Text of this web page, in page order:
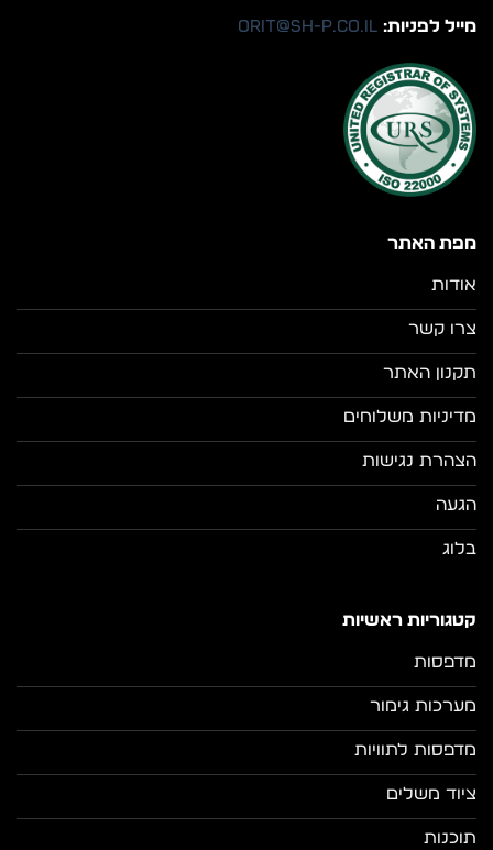
מפת האתר
אודות
צרו קשר
תקנון האתר
מדיניות משלוחים
הצהרת נגישות
הגעה
בלוג
קטגוריות ראשיות
מדפסות
מערכות גימור
מדפסות לתוויות
ציוד משלים
תוכנות
מייל לפניות: orit@sh-p.co.il